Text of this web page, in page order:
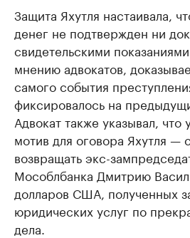
Защита Яхутля настаивала,
денег не подтвержден ни
свидетельскими
мнению адвокатов,
самого события
фиксировалось на
Адвокат также указывал, что
мотив для оговора Яхутля —
возвращать экс-
Мособлбанка Дмитрию
долларов США, полученных
юридических услуг по
дела.